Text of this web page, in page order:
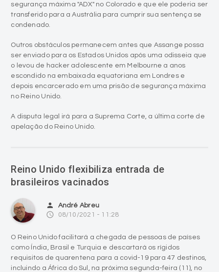
segurança máxima "ADX" no Colorado e que ele poderia ser
transferido para a Austrália para cumprir sua sentença se
condenado.
Outros obstáculos permanecem antes que Assange possa
ser enviado para os Estados Unidos após uma odisseia que
o levou de hacker adolescente em Melbourne a anos
escondido na embaixada equatoriana em Londres e
depois encarcerado em uma prisão de segurança máxima
no Reino Unido.
A disputa legal irá para a Suprema Corte, a última corte de
apelação do Reino Unido.
Reino Unido flexibiliza entrada de
brasileiros vacinados
person André Abreu
access_time 08/10/2021 - 11:28
O Reino Unido facilitará a chegada de pessoas de países
como Índia, Brasil e Turquia e descartará os rígidos
requisitos de quarentena para a covid-19 para 47 destinos,
incluindo a África do Sul, na próxima segunda-feira (11), no